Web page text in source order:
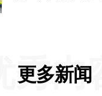
更多新闻
优秀内容